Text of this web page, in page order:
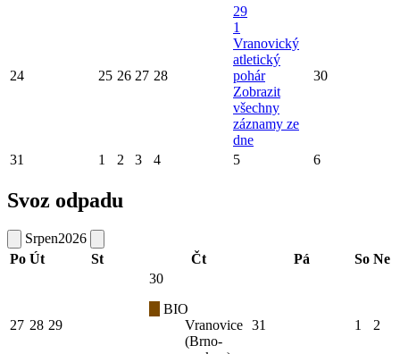
24 25 26 27 28
29
1
Vranovický
atletický
pohár
Zobrazit
všechny
záznamy ze
dne
30
31 1 2 3 4 5 6
Svoz odpadu
Srpen2026
Po Út St Čt Pá So Ne
27 28 29
30
BIO
Vranovice
(Brno-
31 1 2